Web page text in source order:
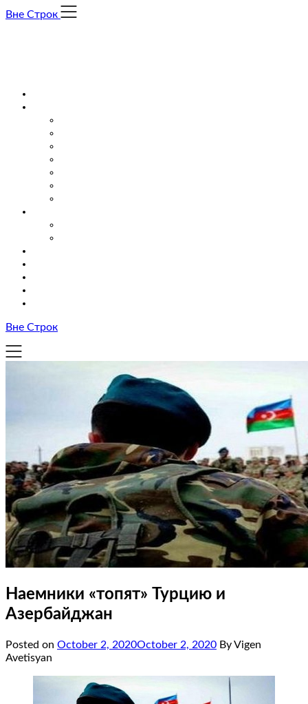
Skip
Вне Строк
Вне Строк
Наемники «топят» Турцию и
Азербайджан
Posted on October 2, 2020October 2, 2020 By Vigen
Avetisyan